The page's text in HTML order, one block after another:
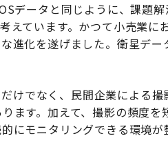
データと同じように、課題
えています。かつて小売業に
進化を遂げました。衛星デ
けでなく、民間企業による
ます。加えて、撮影の頻度
にモニタリングできる環境が